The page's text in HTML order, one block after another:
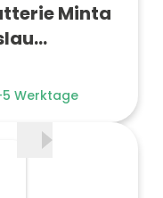
Minta
Werktage